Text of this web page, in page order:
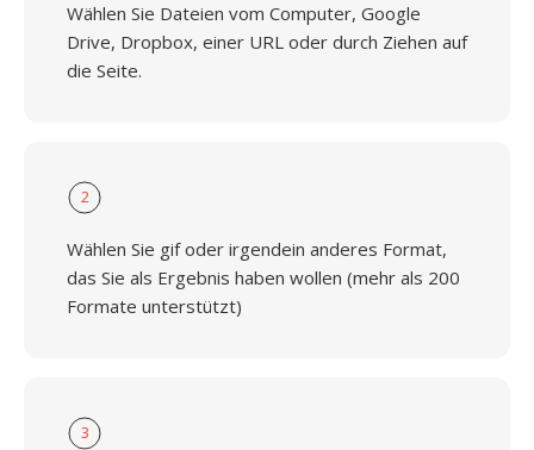
Wählen Sie Dateien vom Computer, Google
Drive, Dropbox, einer URL oder durch Ziehen auf
die Seite.
2
Wählen Sie gif oder irgendein anderes Format,
das Sie als Ergebnis haben wollen (mehr als 200
Formate unterstützt)
3